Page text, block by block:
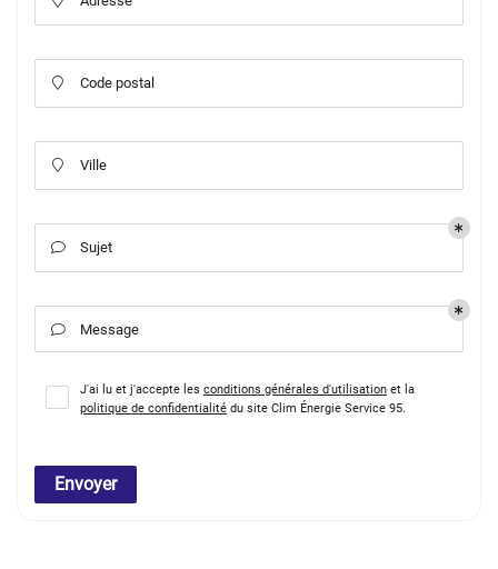
 Code postal
 Ville
 Sujet
 Message
J'ai lu et j'accepte les conditions générales d'utilisation et la
politique de confidentialité du site Clim Énergie Service 95.
Envoyer